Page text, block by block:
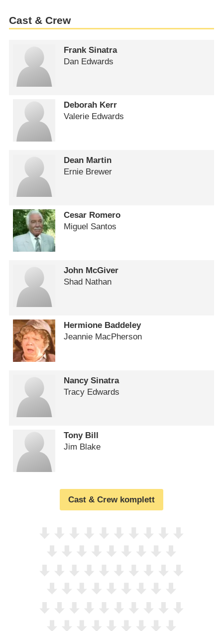
Cast & Crew
Frank Sinatra
Dan Edwards
Deborah Kerr
Valerie Edwards
Dean Martin
Ernie Brewer
Cesar Romero
Miguel Santos
John McGiver
Shad Nathan
Hermione Baddeley
Jeannie MacPherson
Nancy Sinatra
Tracy Edwards
Tony Bill
Jim Blake
Cast & Crew komplett